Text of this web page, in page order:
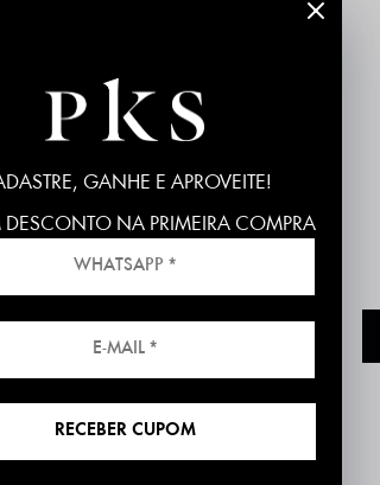
GANHE E APROVEITE!
DESCONTO NA PRIMEIRA COMPRA
RECEBER CUPOM